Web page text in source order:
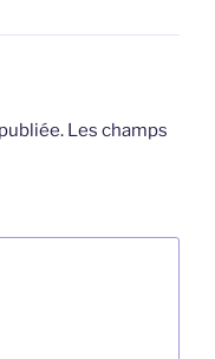
Les champs